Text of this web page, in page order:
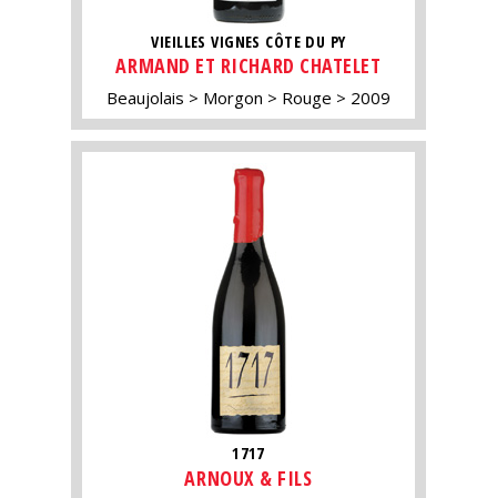
VIEILLES VIGNES CÔTE DU PY
ARMAND ET RICHARD CHATELET
Beaujolais Morgon Rouge 2009
1717
ARNOUX & FILS